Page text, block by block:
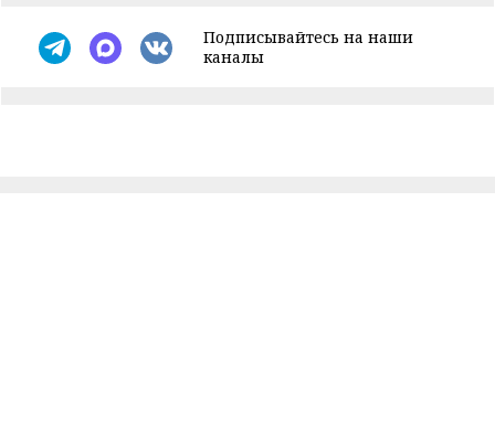
Подписывайтесь на наши
каналы